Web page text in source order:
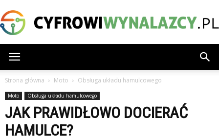
Strona główna Moto Obsługa układu hamulcowego
Moto Obsługa układu hamulcowego
JAK PRAWIDŁOWO DOCIERAĆ
HAMULCE?